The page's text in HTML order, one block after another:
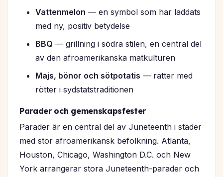
Vattenmelon — en symbol som har laddats
med ny, positiv betydelse
BBQ — grillning i södra stilen, en central del
av den afroamerikanska matkulturen
Majs, bönor och sötpotatis — rätter med
rötter i sydstatstraditionen
Parader och gemenskapsfester
Parader är en central del av Juneteenth i städer
med stor afroamerikansk befolkning. Atlanta,
Houston, Chicago, Washington D.C. och New
York arrangerar stora Juneteenth-parader och